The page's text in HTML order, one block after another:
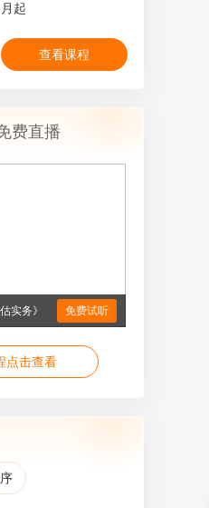
起
查看课程
费直播
实务》 免费试听
点击查看